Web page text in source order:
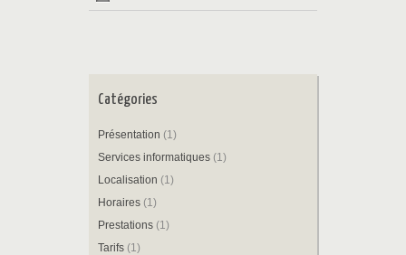
Catégories
Présentation (1)
Services informatiques (1)
Localisation (1)
Horaires (1)
Prestations (1)
Tarifs (1)